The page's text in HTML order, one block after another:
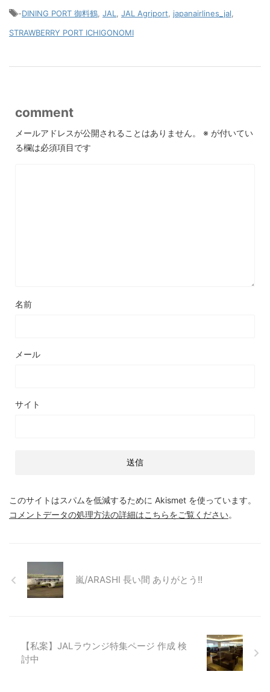
-DINING PORT 御料鶴 JAL JAL Agriport japanairlines_jal
STRAWBERRY PORT ICHIGONOMI
comment
メールアドレスが公開されることはありません。 ※ が付いてい
る欄は必須項目です
名前
メール
サイト
このサイトはスパムを低減するために Akismet を使っています。
コメントデータの処理方法の詳細はこちらをご覧ください。
嵐/ARASHI 長い間 ありがとう!!
【私案】JALラウンジ特集ページ 作成 検
討中